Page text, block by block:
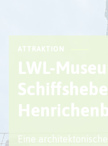
ATTRAKTION
LWL-
Eine